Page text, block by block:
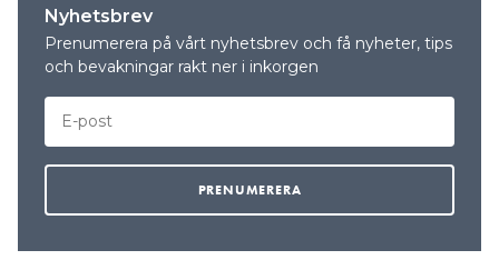
Nyhetsbrev
Prenumerera på vårt nyhetsbrev och få nyheter, tips
och bevakningar rakt ner i inkorgen